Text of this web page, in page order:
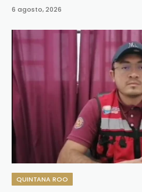
6 agosto, 2026
QUINTANA ROO